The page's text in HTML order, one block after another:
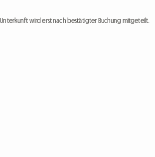
Unterkunft wird erst nach bestätigter Buchung mitgeteilt.